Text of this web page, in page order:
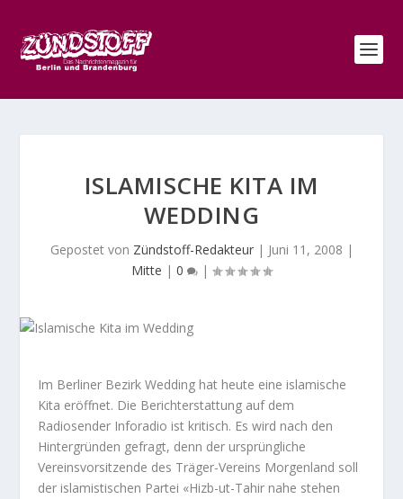
ISLAMISCHE KITA IM
WEDDING
Gepostet von Zündstoff-Redakteur| Juni 11, 2008 |
Mitte | 0 |
Im Berliner Bezirk Wedding hat heute eine islamische
Kita eröffnet. Die Berichterstattung auf dem
Radiosender Inforadio ist kritisch. Es wird nach den
Hintergründen gefragt, denn der ursprüngliche
Vereinsvorsitzende des Träger-Vereins Morgenland soll
der islamistischen Partei «Hizb-ut-Tahir nahe stehen